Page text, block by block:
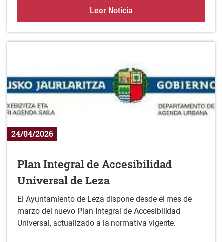
Leer NoticiaFINALIZACION DE LAS
24/04/2026
Plan Integral de Accesibilidad
Universal de Leza
El Ayuntamiento de Leza dispone desde el mes de
marzo del nuevo Plan Integral de Accesibilidad
Universal, actualizado a la normativa vigente.